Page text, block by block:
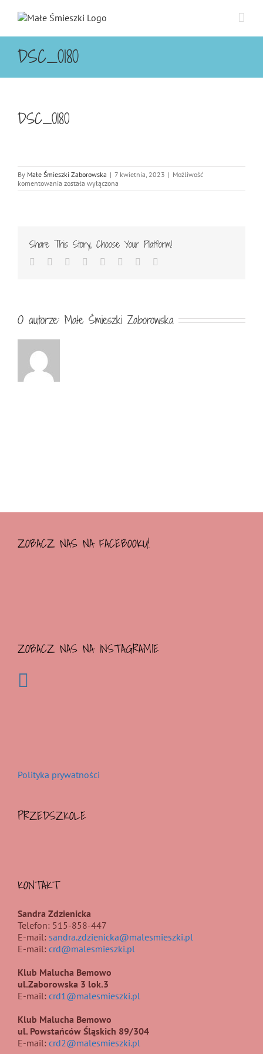
DSC_0180
DSC_0180
By Małe Śmieszki Zaborowska | 7 kwietnia, 2023 | Możliwość
komentowania DSC_0180
została wyłączona
Share This Story, Choose Your Platform!
Facebook
TwitterReddit LinkedIn
TumblrPinterest
O autorze: Małe Śmieszki Zaborowska
ZOBACZ NAS NA FACEBOOKU!
ZOBACZ NAS NA INSTAGRAMIE
Polityka prywatności
PRZEDSZKOLE
KONTAKT
Sandra Zdzienicka
Telefon: 515-858-447
E-mail: sandra.zdzienicka@malesmieszki.pl
E-mail: crd@malesmieszki.pl
Klub Malucha Bemowo
ul.Zaborowska 3 lok.3
E-mail: crd1@malesmieszki.pl
Klub Malucha Bemowo
ul. Powstańców Śląskich 89/304
E-mail: crd2@malesmieszki.pl